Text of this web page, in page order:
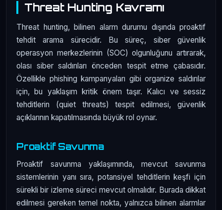
Threat Hunting Kavramı
Threat hunting, bilinen alarm durumu dışında proaktif
tehdit arama sürecidir. Bu süreç, siber güvenlik
operasyon merkezlerinin (SOC) olgunluğunu artırarak,
olası siber saldırıları önceden tespit etme çabasıdır.
Özellikle phishing kampanyaları gibi organize saldırılar
için, bu yaklaşım kritik önem taşır. Kalıcı ve sessiz
tehditlerin (quiet threats) tespit edilmesi, güvenlik
açıklarının kapatılmasında büyük rol oynar.
Proaktif Savunma
Proaktif savunma yaklaşımında, mevcut savunma
sistemlerinin yanı sıra, potansiyel tehditlerin keşfi için
sürekli bir izleme süreci mevcut olmalıdır. Burada dikkat
edilmesi gereken temel nokta, yalnızca bilinen alarmlar